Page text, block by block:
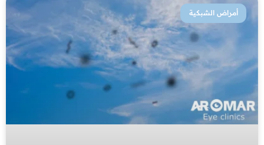
أمراض الشبكية